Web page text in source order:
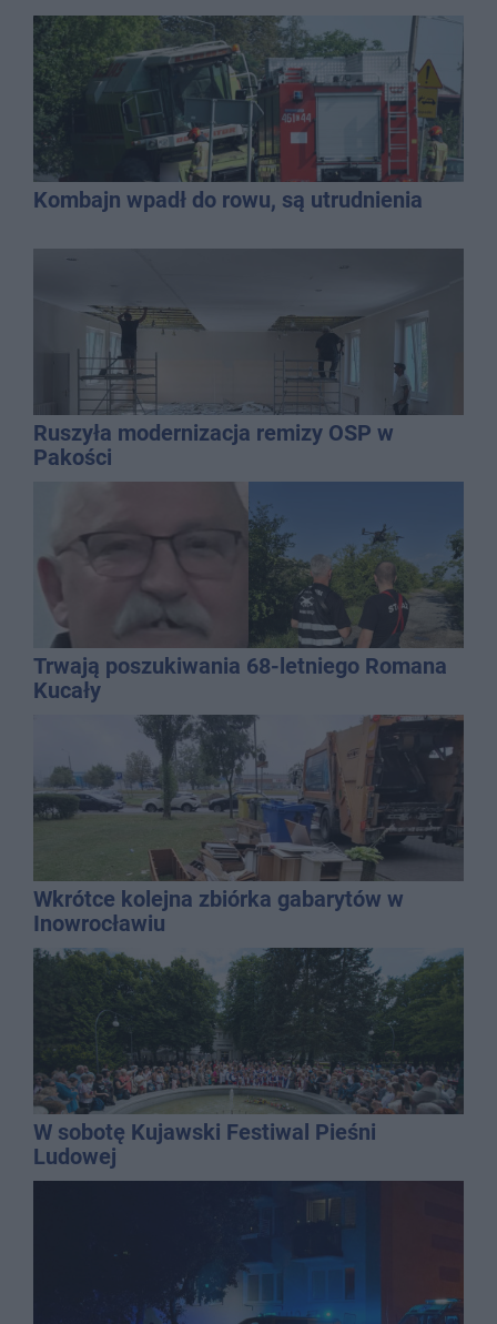
Kombajn wpadł do rowu, są utrudnienia
Ruszyła modernizacja remizy OSP w
Pakości
Trwają poszukiwania 68-letniego Romana
Kucały
Wkrótce kolejna zbiórka gabarytów w
Inowrocławiu
W sobotę Kujawski Festiwal Pieśni
Ludowej